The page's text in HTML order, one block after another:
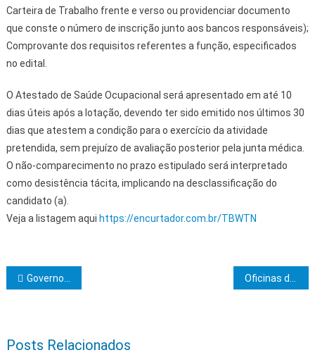
Carteira de Trabalho frente e verso ou providenciar documento
que conste o número de inscrição junto aos bancos responsáveis);
Comprovante dos requisitos referentes a função, especificados
no edital.
O Atestado de Saúde Ocupacional será apresentado em até 10
dias úteis após a lotação, devendo ter sido emitido nos últimos 30
dias que atestem a condição para o exercício da atividade
pretendida, sem prejuízo de avaliação posterior pela junta médica.
O não-comparecimento no prazo estipulado será interpretado
como desistência tácita, implicando na desclassificação do
candidato (a).
Veja a listagem aqui https://encurtador.com.br/TBWTN
Navegação de Post
Governo do Estado entrega novas UBSs e reforça investimentos em educação, infraestrutura e lazer no município de Cipó
Posts Relacionados